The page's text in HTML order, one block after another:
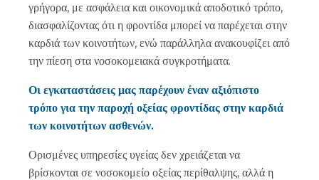
γρήγορα, με ασφάλεια και οικονομικά αποδοτικό τρόπο,
διασφαλίζοντας ότι η φροντίδα μπορεί να παρέχεται στην
καρδιά των κοινοτήτων, ενώ παράλληλα ανακουφίζει από
την πίεση στα νοσοκομειακά συγκροτήματα.
Οι εγκαταστάσεις μας παρέχουν έναν αξιόπιστο
τρόπο για την παροχή οξείας φροντίδας στην καρδιά
των κοινοτήτων ασθενών.
Ορισμένες υπηρεσίες υγείας δεν χρειάζεται να
βρίσκονται σε νοσοκομείο οξείας περίθαλψης, αλλά η